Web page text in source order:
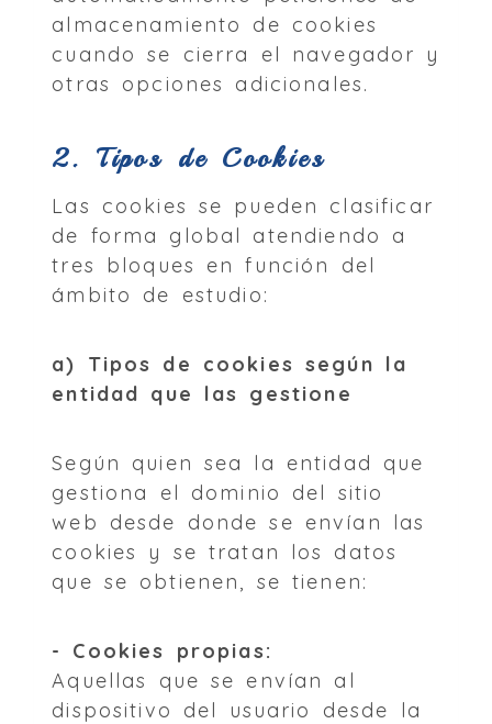
almacenamiento de cookies
cuando se cierra el navegador y
otras opciones adicionales.
2. Tipos de Cookies
Las cookies se pueden clasificar
de forma global atendiendo a
tres bloques en función del
ámbito de estudio:
a) Tipos de cookies según la
entidad que las gestione
Según quien sea la entidad que
gestiona el dominio del sitio
web desde donde se envían las
cookies y se tratan los datos
que se obtienen, se tienen:
- Cookies propias:
Aquellas que se envían al
dispositivo del usuario desde la